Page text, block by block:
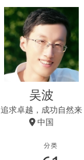
吴波
追求卓越，成功自然来
中国
分类